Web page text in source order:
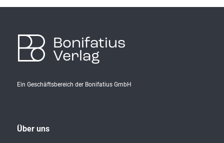
Bonifatius
Verlag
Ein Geschäftsbereich der Bonifatius GmbH
Über uns